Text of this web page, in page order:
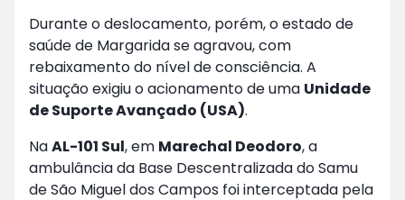
Durante o deslocamento, porém, o estado de
saúde de Margarida se agravou, com
rebaixamento do nível de consciência. A
situação exigiu o acionamento de uma Unidade
de Suporte Avançado (USA).
NaAL-101 Sul, em Marechal Deodoro, a
ambulância da Base Descentralizada do Samu
de São Miguel dos Campos foi interceptada pela